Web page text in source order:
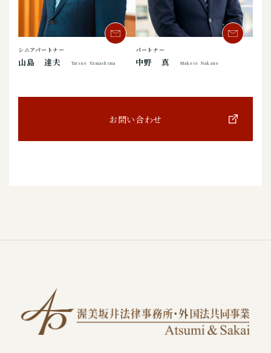
シニアパートナー
山島 達夫 Tatsuo Yamashima
パートナー
中野 真 Makoto Nakano
お問い合わせ